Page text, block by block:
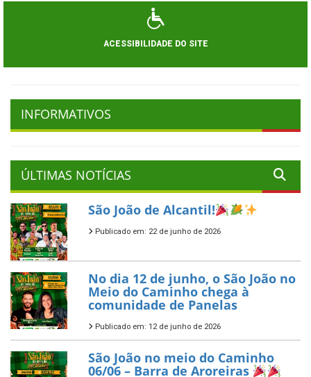
ACESSIBILIDADE DO SITE
INFORMATIVOS
ÚLTIMAS NOTÍCIAS
São João de Alcantil!
Publicado em: 22 de junho de 2026
No dia 12 de junho, o São João no
Meio do Caminho chega à
comunidade de Panelas
Publicado em: 12 de junho de 2026
São João no meio do Caminho
06/06 – Barra de Aroreiras